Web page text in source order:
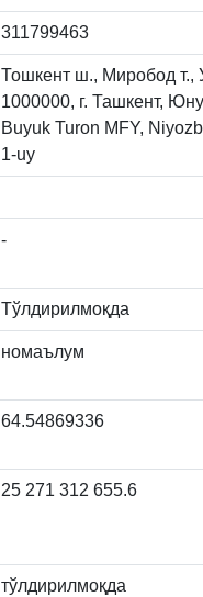
311799463
Тошкент ш., Миробод т.,
1000000, г. Ташкент,
Buyuk Turon MFY,
1-uy
-
Тўлдирилмоқда
номаълум
64.54869336
25 271 312 655.6
тўлдирилмоқда